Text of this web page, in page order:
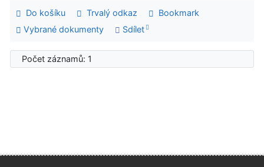
Do košíku Trvalý odkaz
Bookmark
Vybrané dokumenty
Sdílet
Počet záznamů: 1